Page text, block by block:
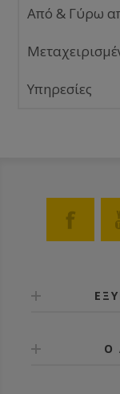
Από & Γύρω
Υπηρεσίες
Ο